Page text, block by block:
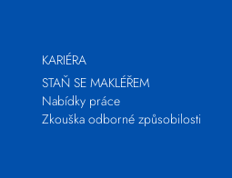
KARIÉRA
STAŇ SE MAKLÉŘEM
Nabídky práce
Zkouška odborné způsobilosti